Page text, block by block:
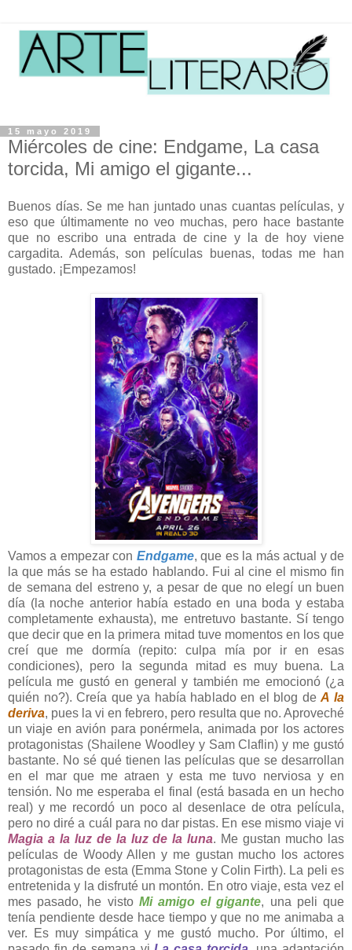
15 mayo 2019
Miércoles de cine: Endgame, La casa
torcida, Mi amigo el gigante...
Buenos días. Se me han juntado unas cuantas películas, y
eso que últimamente no veo muchas, pero hace bastante
que no escribo una entrada de cine y la de hoy viene
cargadita. Además, son películas buenas, todas me han
gustado. ¡Empezamos!
Vamos a empezar con Endgame, que es la más actual y de
la que más se ha estado hablando. Fui al cine el mismo fin
de semana del estreno y, a pesar de que no elegí un buen
día (la noche anterior había estado en una boda y estaba
completamente exhausta), me entretuvo bastante. Sí tengo
que decir que en la primera mitad tuve momentos en los que
creí que me dormía (repito: culpa mía por ir en esas
condiciones), pero la segunda mitad es muy buena. La
película me gustó en general y también me emocionó (¿a
quién no?). Creía que ya había hablado en el blog deA la
deriva, pues la vi en febrero, pero resulta que no. Aproveché
un viaje en avión para ponérmela, animada por los actores
protagonistas (Shailene Woodley y Sam Claflin) y me gustó
bastante. No sé qué tienen las películas que se desarrollan
en el mar que me atraen y esta me tuvo nerviosa y en
tensión. No me esperaba el final (está basada en un hecho
real) y me recordó un poco al desenlace de otra película,
pero no diré a cuál para no dar pistas. En ese mismo viaje vi
Magia a la luz de la luz de la luna. Me gustan mucho las
películas de Woody Allen y me gustan mucho los actores
protagonistas de esta (Emma Stone y Colin Firth). La peli es
entretenida y la disfruté un montón. En otro viaje, esta vez el
mes pasado, he visto Mi amigo el gigante, una peli que
tenía pendiente desde hace tiempo y que no me animaba a
ver. Es muy simpática y me gustó mucho. Por último, el